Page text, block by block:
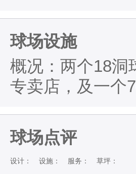
球场设施
概况：两个18洞
专卖店，及一个
球场点评
设计： 设施： 服务： 草坪：